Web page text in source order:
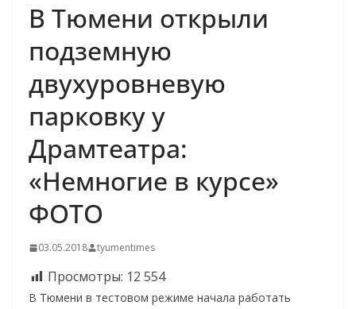
В Тюмени открыли
подземную
двухуровневую
парковку у
Драмтеатра:
«Немногие в курсе»
ФОТО
03.05.2018 tyumentimes
Просмотры: 12 554
В Тюмени в тестовом режиме начала работать